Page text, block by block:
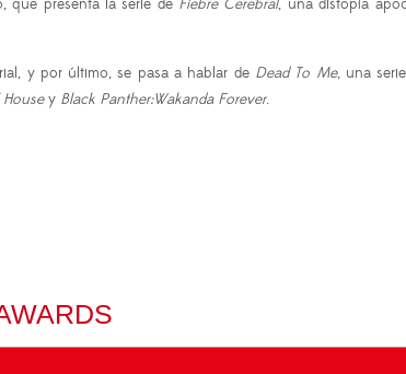
y por último, se pasa a hablar de Dead To Me, una
y Black Panther:Wakanda Forever.